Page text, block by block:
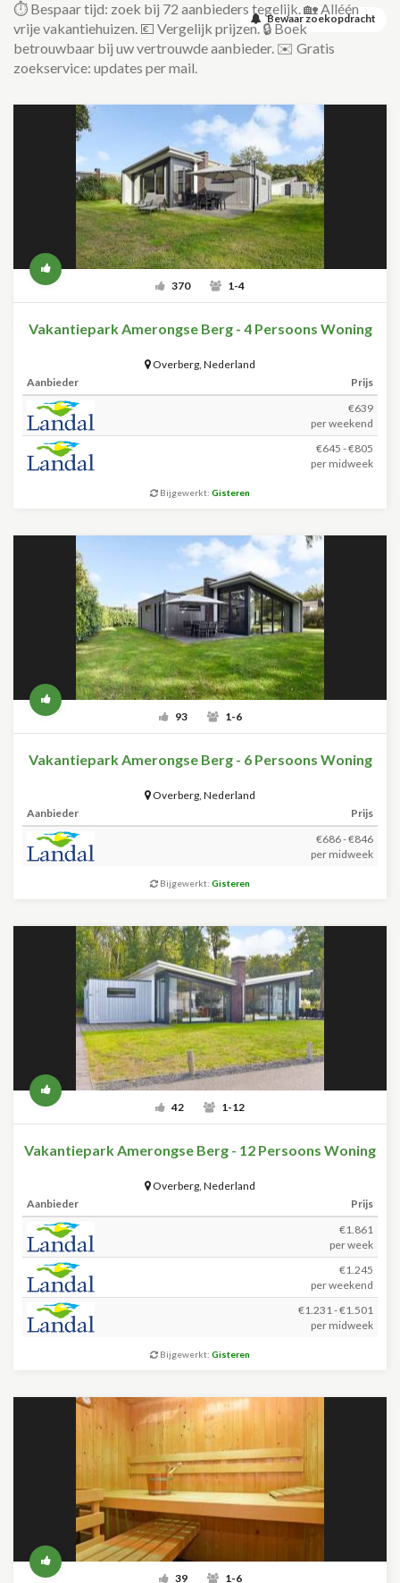
Bewaar zoekopdracht
⏱️ Bespaar tijd: zoek bij 72 aanbieders tegelijk. 🏡 Alléén
vrije vakantiehuizen. 💶 Vergelijk prijzen. 🔒 Boek
betrouwbaar bij uw vertrouwde aanbieder. ✉️ Gratis
zoekservice: updates per mail.
370 1-4
Vakantiepark Amerongse Berg - 4 Persoons Woning
Overberg, Nederland
Aanbieder
Prijs
€639
per weekend
€645 - €805
per midweek
Bijgewerkt: Gisteren
93 1-6
Vakantiepark Amerongse Berg - 6 Persoons Woning
Overberg, Nederland
Aanbieder
Prijs
€686 - €846
per midweek
Bijgewerkt: Gisteren
42 1-12
Vakantiepark Amerongse Berg - 12 Persoons Woning
Overberg, Nederland
Aanbieder
Prijs
€1.861
per week
€1.245
per weekend
€1.231 - €1.501
per midweek
Bijgewerkt: Gisteren
39 1-6